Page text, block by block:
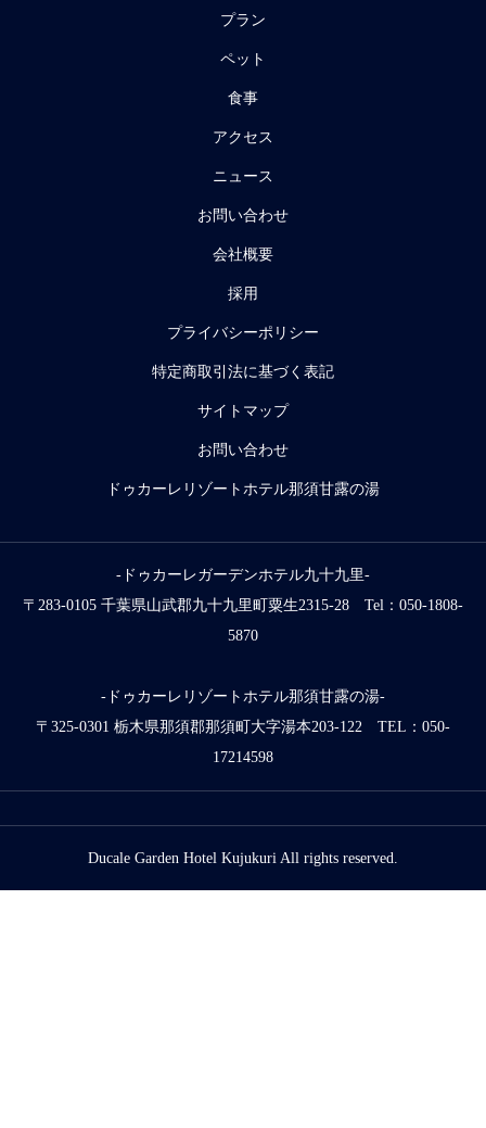
プラン
ペット
食事
アクセス
ニュース
お問い合わせ
会社概要
採用
プライバシーポリシー
特定商取引法に基づく表記
サイトマップ
お問い合わせ
ドゥカーレリゾートホテル那須甘露の湯
-ドゥカーレガーデンホテル九十九里-
〒283-0105 千葉県山武郡九十九里町粟生2315-28 Tel：050-1808-
5870
-ドゥカーレリゾートホテル那須甘露の湯-
〒325-0301 栃木県那須郡那須町大字湯本203-122 TEL：050-
17214598
Ducale Garden Hotel Kujukuri All rights reserved.